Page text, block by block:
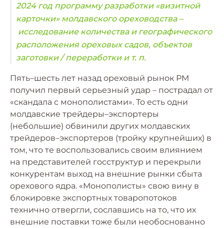
2024 год программу разработки «визитной
карточки» молдавского ореховодства –
исследование количества и географического
расположения ореховых садов, объектов
заготовки / переработки и т. п.
Пять–шесть лет назад ореховый рынок РМ
получил первый серьезный удар – пострадал от
«скандала с монополистами». То есть одни
молдавские трейдеры–экспортеры
(небольшие) обвинили других молдавских
трейдеров–экспортеров (тройку крупнейших) в
том, что те воспользовались своим влиянием
на представителей госструктур и перекрыли
конкурентам выход на внешние рынки сбыта
орехового ядра. «Монополисты» свою вину в
блокировке экспортных товаропотоков
технично отвергли, сославшись на то, что их
внешние поставки тоже были необоснованно